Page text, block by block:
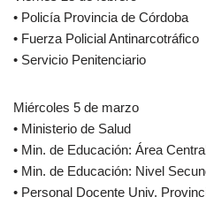
• Policía Provincia de Córdoba
• Fuerza Policial Antinarcotráfico
• Servicio Penitenciario
Miércoles 5 de marzo
• Ministerio de Salud
• Min. de Educación: Área
• Min. de Educación: Nivel
• Personal Docente Univ.